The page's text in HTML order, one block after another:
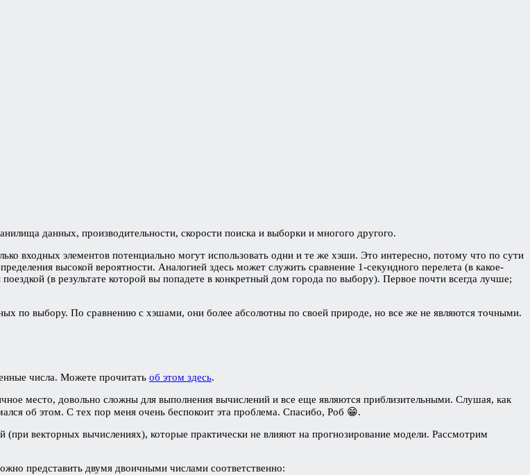
данных, производительности, скорости поиска и выборки и многого другого.
входных элементов потенциально могут использовать одни и те же хэши. Это интересно, потому что по сути
высокой вероятности. Аналогией здесь может служить сравнение 1-секундного перелета (в какое-
(в результате которой вы попадете в конкретный дом города по выбору). Первое почти всегда лучше;
по выбору. По сравнению с хэшами, они более абсолютны по своей природе, но все же не являются точными.
числа. Можете прочитать об этом здесь.
место, довольно сложны для выполнения вычислений и все еще являются приблизительными. Слушая, как
об этом. С тех пор меня очень беспокоит эта проблема. Спасибо, Роб 😁.
векторных вычислениях), которые практически не влияют на прогнозирование модели. Рассмотрим
представить двумя двоичными числами соответственно: